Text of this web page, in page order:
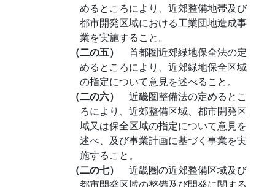
めるところにより、近郊整備地帯及び
都市開発区域における工業団地造成事
業を実施すること。
（二の五） 首都圏近郊緑地保全法の定
めるところにより、近郊緑地保全区域
の指定について意見を述べること。
（二の六） 近畿圏整備法の定めるとこ
ろにより、近郊整備区域、都市開発区
域又は保全区域の指定について意見を
述べ、及び事業計画に基づく事業を実
施すること。
（二の七） 近畿圏の近郊整備区域及び